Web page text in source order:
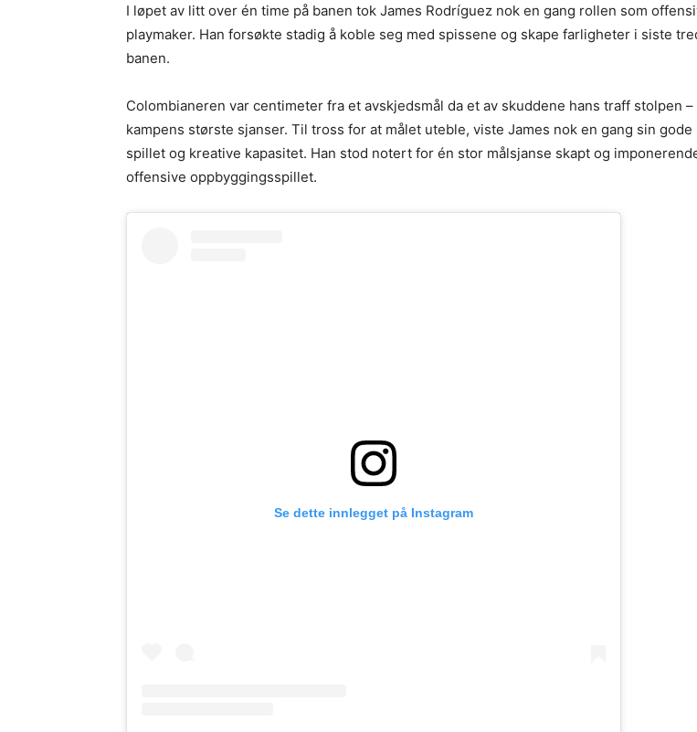
I løpet av litt over én time på banen tok James Rodríguez nok en gang rollen som
playmaker. Han forsøkte stadig å koble seg med spissene og skape farligheter i siste
banen.
Colombianeren var centimeter fra et avskjedsmål da et av skuddene hans traff stolpen –
kampens største sjanser. Til tross for at målet uteble, viste James nok en gang sin
spillet og kreative kapasitet. Han stod notert for én stor målsjanse skapt og
offensive oppbyggingsspillet.
Se dette innlegget på Instagram